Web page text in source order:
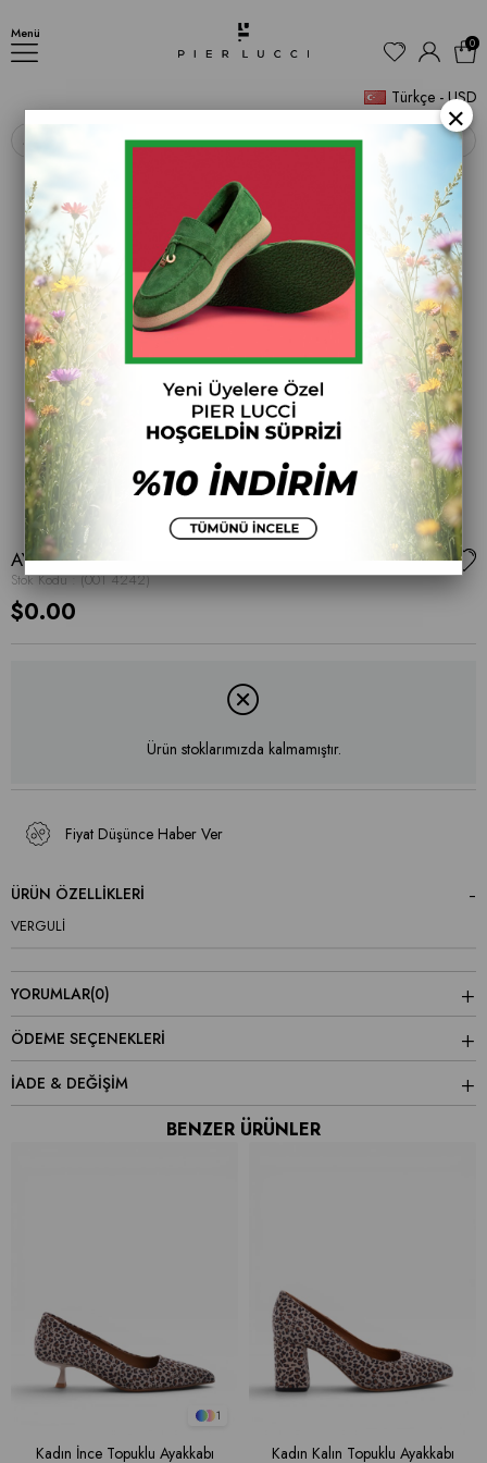
Menü
Türkçe - USD
0
‹ ›
AYAKKABI
Stok Kodu (001 4242)
$0.00
Ürün stoklarımızda kalmamıştır.
Fiyat Düşünce Haber Ver
ÜRÜN ÖZELLIKLERI
VERGULİ
YORUMLAR(0)
ÖDEME SEÇENEKLERI
İADE & DEĞİŞİM
BENZER ÜRÜNLER
1
Kadın İnce Topuklu Ayakkabı Kadın Kalın Topuklu Ayakkabı
×